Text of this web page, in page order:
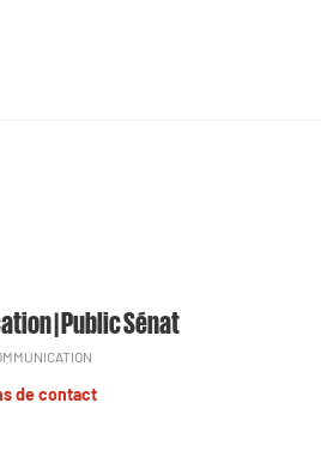
| Public Sénat
de contact